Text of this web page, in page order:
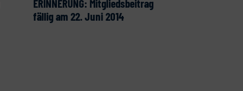
ERINNERUNG: Mitgliedsbeitrag
fällig am 22. Juni 2014